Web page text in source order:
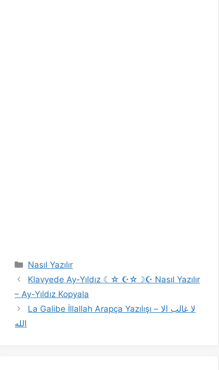
Kategoriler
Nasıl Yazılır
Klavyede Ay-Yıldız ☾☆ ☪☆☽☪️ Nasıl Yazılır
– Ay-Yıldız Kopyala
La Galibe İllallah Arapça Yazılışı – لا غالب الا
الله